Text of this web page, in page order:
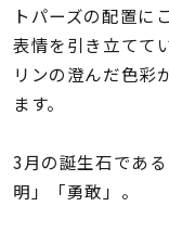
レディース
リングサイズ
リングサイズ
トパーズの配置に
表情を引き立てて
リンの澄んだ色彩
ます。
3月の誕生石であ
明」「勇敢」。